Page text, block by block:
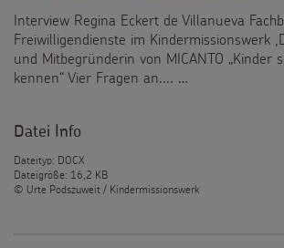
Interview Regina Eckert de Villanueva
Freiwilligendienste im Kindermissionswerk
und Mitbegründerin von MICANTO „Kinder
kennen“ Vier Fragen an.... …
Datei Info
Dateityp: DOCX
Dateigröße: 16,2 KB
© Urte Podszuweit / Kindermissionswerk